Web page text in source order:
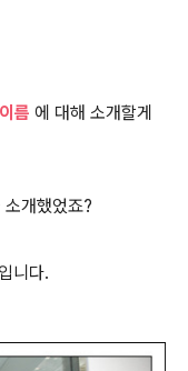
름 에 대해 소개할게
소개했었죠?
입니다.